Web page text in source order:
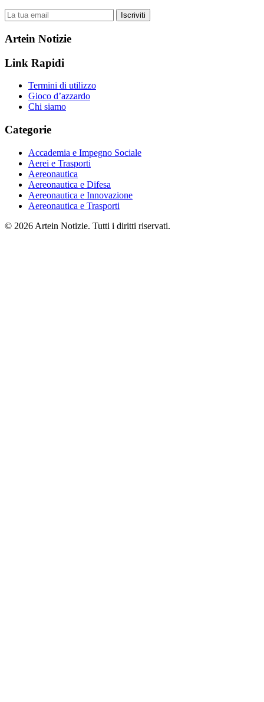
Iscriviti
Artein Notizie
Link Rapidi
Termini di utilizzo
Gioco d’azzardo
Chi siamo
Categorie
Accademia e Impegno Sociale
Aerei e Trasporti
Aereonautica
Aereonautica e Difesa
Aereonautica e Innovazione
Aereonautica e Trasporti
© 2026 Artein Notizie. Tutti i diritti riservati.